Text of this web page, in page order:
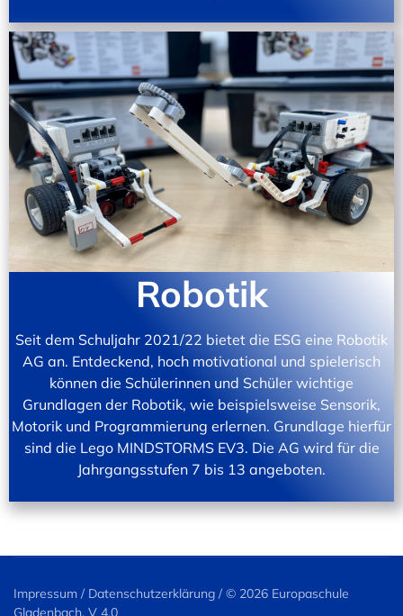
Robotik
Seit dem Schuljahr 2021/22 bietet die ESG eine Robotik
AG an. Entdeckend, hoch motivational und spielerisch
können die Schülerinnen und Schüler wichtige
Grundlagen der Robotik, wie beispielsweise Sensorik,
Motorik und Programmierung erlernen. Grundlage hierfür
sind die Lego MINDSTORMS EV3. Die AG wird für die
Jahrgangsstufen 7 bis 13 angeboten.
Impressum / Datenschutzerklärung / © 2026 Europaschule
Gladenbach, V 4.0